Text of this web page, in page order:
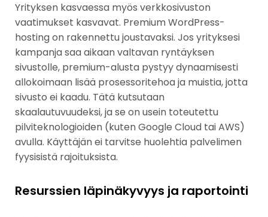
Yrityksen kasvaessa myös verkkosivuston
vaatimukset kasvavat. Premium WordPress-
hosting on rakennettu joustavaksi. Jos yrityksesi
kampanja saa aikaan valtavan ryntäyksen
sivustolle, premium-alusta pystyy dynaamisesti
allokoimaan lisää prosessoritehoa ja muistia, jotta
sivusto ei kaadu. Tätä kutsutaan
skaalautuvuudeksi, ja se on usein toteutettu
pilviteknologioiden (kuten Google Cloud tai AWS)
avulla. Käyttäjän ei tarvitse huolehtia palvelimen
fyysisistä rajoituksista.
Resurssien läpinäkyvyys ja raportointi